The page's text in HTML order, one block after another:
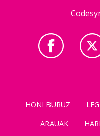
HONI BURUZ
ARAUAK